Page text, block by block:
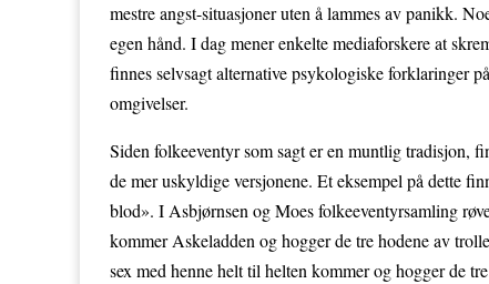
mestre angst-situasjoner uten å lammes av panikk.
egen hånd. I dag mener enkelte mediaforskere at
finnes selvsagt alternative psykologiske forklaringer
omgivelser.
Siden folkeeventyr som sagt er en muntlig tradisjon,
de mer uskyldige versjonene. Et eksempel på dette
blod». I Asbjørnsen og Moes folkeeventyrsamling
kommer Askeladden og hogger de tre hodene av
sex med henne helt til helten kommer og hogger de